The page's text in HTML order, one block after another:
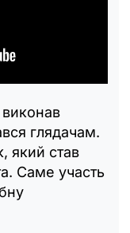
глядачам.
який став
Саме участь